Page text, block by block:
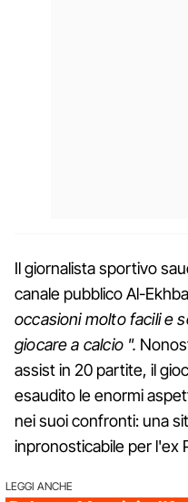
Il giornalista sportivo
canale pubblico Al-
occasioni molto facili e
giocare a calcio ".
assist in 20 partite, il
esaudito le enormi
nei suoi confronti: una
inpronosticabile per l'ex
LEGGI ANCHE